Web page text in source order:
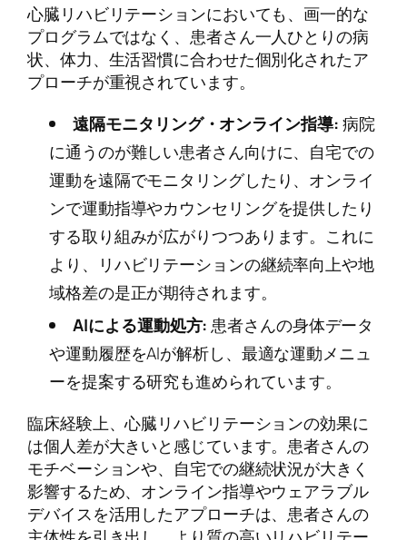
心臓リハビリテーションにおいても、画一的な
プログラムではなく、患者さん一人ひとりの病
状、体力、生活習慣に合わせた個別化されたア
プローチが重視されています。
遠隔モニタリング・オンライン指導:病院
に通うのが難しい患者さん向けに、自宅での
運動を遠隔でモニタリングしたり、オンライ
ンで運動指導やカウンセリングを提供したり
する取り組みが広がりつつあります。これに
より、リハビリテーションの継続率向上や地
域格差の是正が期待されます。
AIによる運動処方: 患者さんの身体データ
や運動履歴をAIが解析し、最適な運動メニュ
ーを提案する研究も進められています。
臨床経験上、心臓リハビリテーションの効果に
は個人差が大きいと感じています。患者さんの
モチベーションや、自宅での継続状況が大きく
影響するため、オンライン指導やウェアラブル
デバイスを活用したアプローチは、患者さんの